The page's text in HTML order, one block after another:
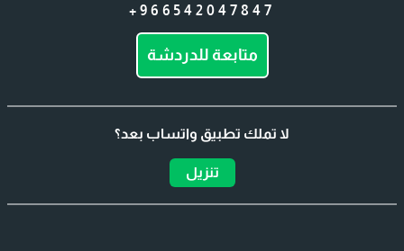
+966542047847
متابعة للدردشة
لا تملك تطبيق واتساب بعد؟
تنزيل